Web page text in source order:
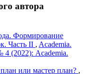
автора
Формирование
Часть II , Academia.
4 (2022): Academia.
или мастер план? ,